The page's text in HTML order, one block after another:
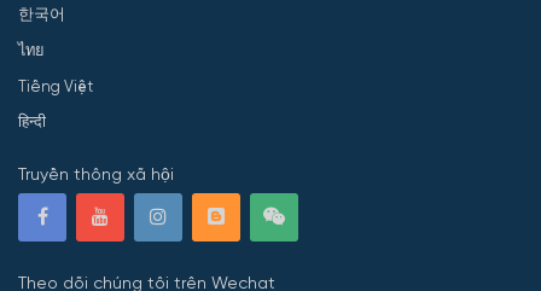
한국어
ไทย
Tiếng Việt
हिन्दी
Truyền thông xã hội
Theo dõi chúng tôi trên Wechat